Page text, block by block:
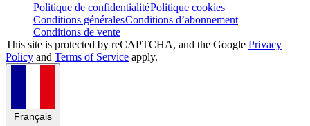
Politique de confidentialitéPolitique cookies
Conditions généralesConditions d’abonnement
Conditions de vente
This site is protected by reCAPTCHA, and the Google Privacy
Policy and Terms of Service apply.
Français